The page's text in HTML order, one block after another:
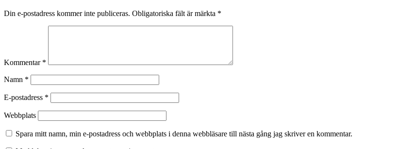
Din e-postadress kommer inte publiceras. Obligatoriska fält är märkta *
Kommentar *
Namn *
E-postadress *
Webbplats
Spara mitt namn, min e-postadress och webbplats i denna webbläsare till nästa gång jag skriver en kommentar.